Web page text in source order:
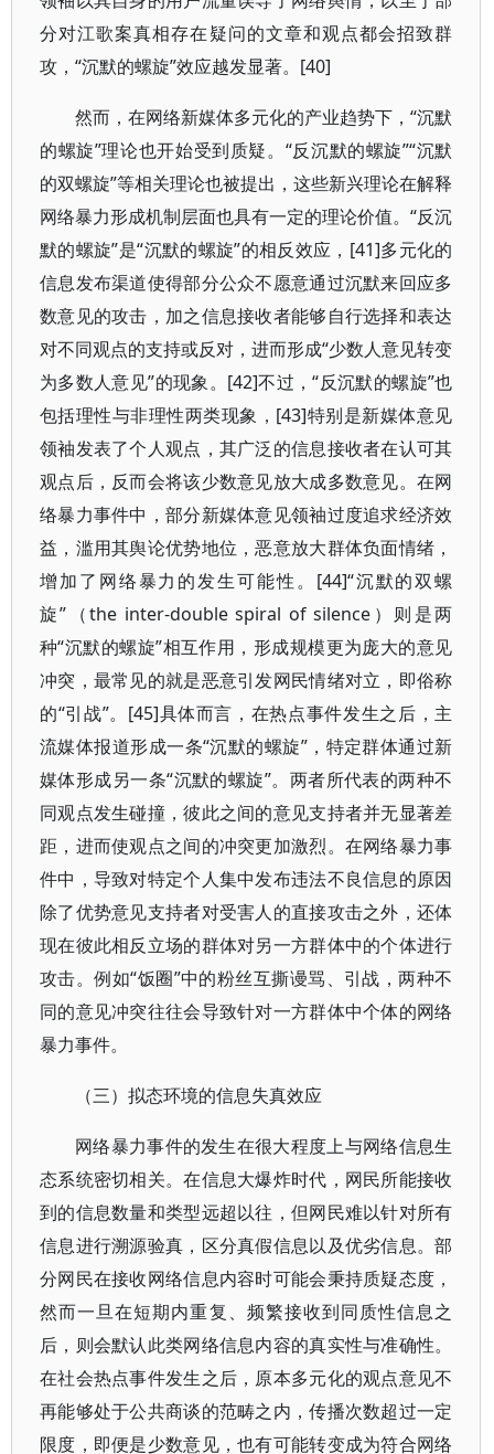
分对江歌案真相存在疑问的文章和观点都会招致群
攻，“沉默的螺旋”效应越发显著。[40]
然而，在网络新媒体多元化的产业趋势下，“沉默
的螺旋”理论也开始受到质疑。“反沉默的螺旋”“沉默
的双螺旋”等相关理论也被提出，这些新兴理论在解释
网络暴力形成机制层面也具有一定的理论价值。“反沉
默的螺旋”是“沉默的螺旋”的相反效应，[41]多元化的
信息发布渠道使得部分公众不愿意通过沉默来回应多
数意见的攻击，加之信息接收者能够自行选择和表达
对不同观点的支持或反对，进而形成“少数人意见转变
为多数人意见”的现象。[42]不过，“反沉默的螺旋”也
包括理性与非理性两类现象，[43]特别是新媒体意见
领袖发表了个人观点，其广泛的信息接收者在认可其
观点后，反而会将该少数意见放大成多数意见。在网
络暴力事件中，部分新媒体意见领袖过度追求经济效
益，滥用其舆论优势地位，恶意放大群体负面情绪，
增加了网络暴力的发生可能性。[44]“沉默的双螺
旋”（the inter-double spiral of silence）则是两
种“沉默的螺旋”相互作用，形成规模更为庞大的意见
冲突，最常见的就是恶意引发网民情绪对立，即俗称
的“引战”。[45]具体而言，在热点事件发生之后，主
流媒体报道形成一条“沉默的螺旋”，特定群体通过新
媒体形成另一条“沉默的螺旋”。两者所代表的两种不
同观点发生碰撞，彼此之间的意见支持者并无显著差
距，进而使观点之间的冲突更加激烈。在网络暴力事
件中，导致对特定个人集中发布违法不良信息的原因
除了优势意见支持者对受害人的直接攻击之外，还体
现在彼此相反立场的群体对另一方群体中的个体进行
攻击。例如“饭圈”中的粉丝互撕谩骂、引战，两种不
同的意见冲突往往会导致针对一方群体中个体的网络
暴力事件。
（三）拟态环境的信息失真效应
网络暴力事件的发生在很大程度上与网络信息生
态系统密切相关。在信息大爆炸时代，网民所能接收
到的信息数量和类型远超以往，但网民难以针对所有
信息进行溯源验真，区分真假信息以及优劣信息。部
分网民在接收网络信息内容时可能会秉持质疑态度，
然而一旦在短期内重复、频繁接收到同质性信息之
后，则会默认此类网络信息内容的真实性与准确性。
在社会热点事件发生之后，原本多元化的观点意见不
再能够处于公共商谈的范畴之内，传播次数超过一定
限度，即便是少数意见，也有可能转变成为符合网络